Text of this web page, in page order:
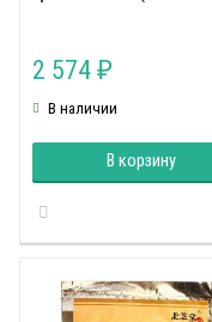
2 574 ₽
В наличии
В корзину